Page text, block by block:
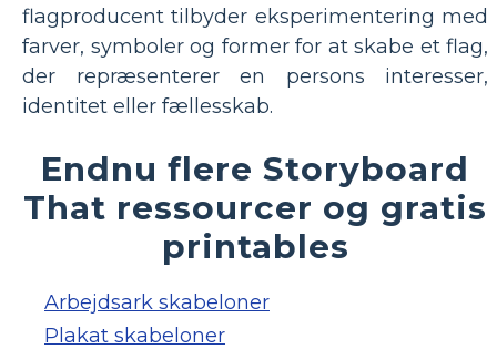
flagproducent tilbyder eksperimentering med
farver, symboler og former for at skabe et flag,
der repræsenterer en persons interesser,
identitet eller fællesskab.
Endnu flere Storyboard
That ressourcer og gratis
printables
Arbejdsark skabeloner
Plakat skabeloner